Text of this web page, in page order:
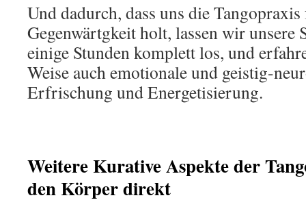
Und dadurch, dass uns die
Gegenwärtgkeit holt, lassen wir unsere
einige Stunden komplett los, und
Weise auch emotionale und geistig-
Erfrischung und Energetisierung.
Weitere Kurative Aspekte der
den Körper direkt